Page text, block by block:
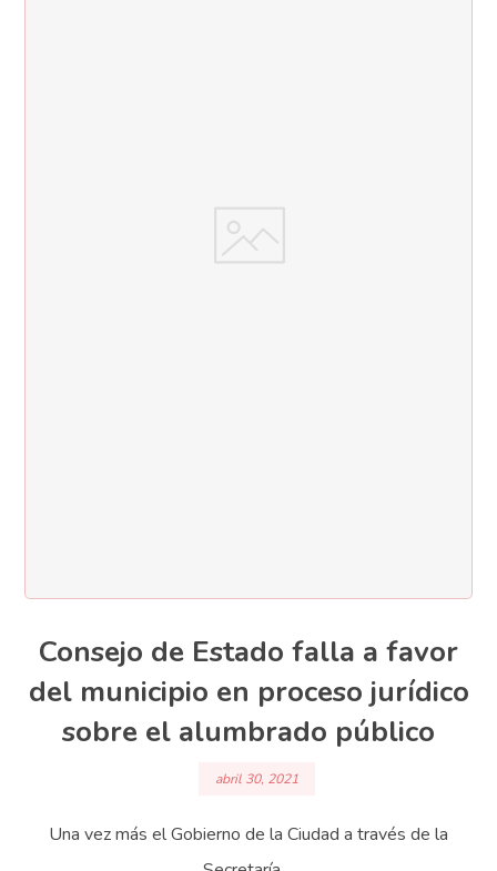
Consejo de Estado falla a favor
del municipio en proceso jurídico
sobre el alumbrado público
abril 30, 2021
Una vez más el Gobierno de la Ciudad a través de la